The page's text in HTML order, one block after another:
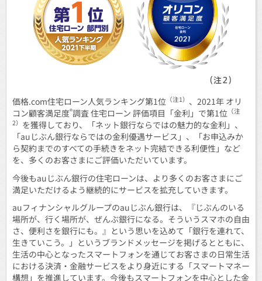
価格.com住宅ローン人気ランキング第1位 （注1） 、2021年 オリ
コン顧客満足度®調査 住宅ローン 評価項目「金利」で第1位 （注
2） を獲得しており、「ネット銀行ならではの魅力的な金利」、
「auじぶん銀行ならではの金利優遇サービス」、「お申込みか
ら契約までのすべての手続きをネット完結できる利便性」など
を、多くのお客さまにご評価いただいています。
今後もauじぶん銀行の住宅ローンは、より多くのお客さまにご
満足いただけるよう継続的にサービスを拡充していきます。
auフィナンシャルグループのauじぶん銀行は、『じぶんのいる
場所が、行く場所が、ぜんぶ銀行になる。そういうスマホの自由
さ、便利さを銀行にも。』という思いを込めて「銀行を連れて、
生きていこう。」というブランドメッセージを掲げるとともに、
生活の中心となったスマートフォンを通じてお客さまの日常生活
における決済・金融サービスをより身近にする「スマートマネー
構想」を推進しています。今後もスマートフォンを中心とした金